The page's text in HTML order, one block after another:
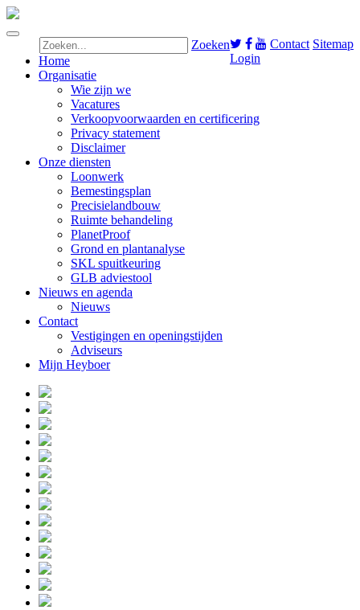
Contact Sitemap
Login
Zoeken
Home
Organisatie
Wie zijn we
Vacatures
Verkoopvoorwaarden en certificering
Privacy statement
Disclaimer
Onze diensten
Loonwerk
Bemestingsplan
Precisielandbouw
Ruimte behandeling
PlanetProof
Grond en plantanalyse
SKL spuitkeuring
GLB adviestool
Nieuws en agenda
Nieuws
Contact
Vestigingen en openingstijden
Adviseurs
Mijn Heyboer